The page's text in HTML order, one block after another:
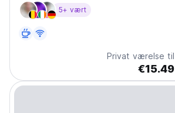
5+ vært
Privat værelse til
€15.49